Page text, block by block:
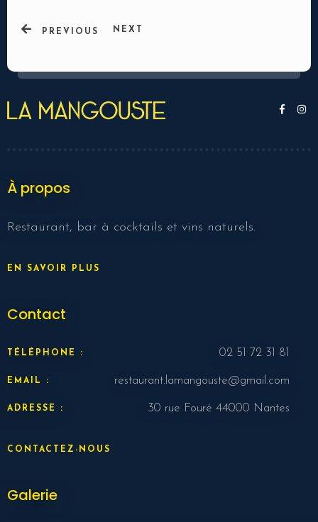
PREVIOUS NEXT
À propos
Restaurant, bar à cocktails et vins naturels.
EN SAVOIR PLUS
Contact
TÉLÉPHONE : 02 51 72 31 81
EMAIL : restaurant.lamangouste@gmail.com
ADRESSE : 30 rue Fouré 44000 Nantes
CONTACTEZ-NOUS
Galerie
Ma réservation